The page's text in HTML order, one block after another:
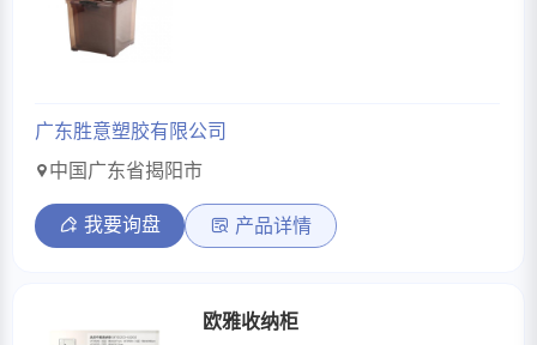
广东胜意塑胶有限公司
中国广东省揭阳市
我要询盘 产品详情
欧雅收纳柜